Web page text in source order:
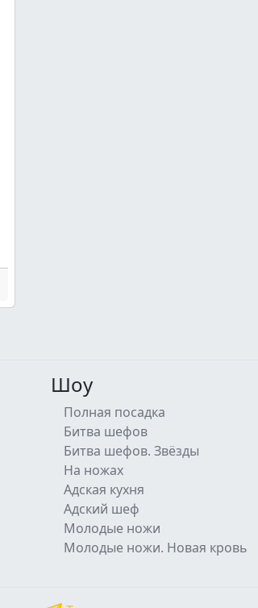
Шоу
Полная посадка
Битва шефов
Битва шефов. Звёзды
На ножах
Адская кухня
Адский шеф
Молодые ножи
Молодые ножи. Новая кровь